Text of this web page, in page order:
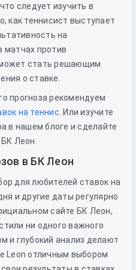
следует изучить в
как теннисист выступает
на
матчах против
стать решающим
о ставке.
прогноза рекомендуем
на теннис . Или изучите
в нашем блоге и сделайте
Леон.
в БК Леон
для любителей ставок на
и другие даты регулярно
сайте БК Леон,
ни одного важного
и глубокий анализ делают
Leon отличным выбором